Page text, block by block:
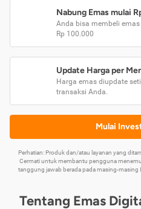
Nabung Emas mulai
Anda bisa membeli
Rp 100.000
Update Harga per
Harga emas diupdate
transaksi Anda.
Mulai
Perhatian: Produk dan/atau layanan yang
Cermati untuk membantu pengguna
tanggung jawab berada pada masing-masing
Tentang Emas